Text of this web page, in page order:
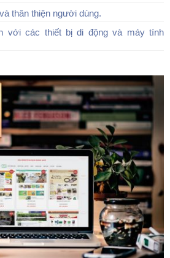
thân thiện người dùng.
với các thiết bị di động và máy tính